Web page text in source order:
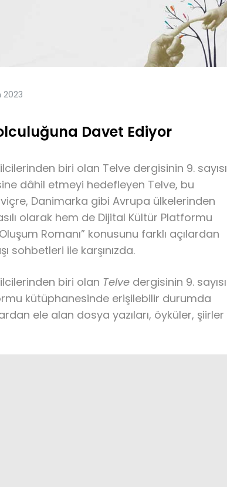
2023
Davet Ediyor
biri olan Telve dergisinin 9. sayısı
dâhil etmeyi hedefleyen Telve, bu
Danimarka gibi Avrupa ülkelerinden
olarak hem de Dijital Kültür Platformu
Romanı” konusunu farklı açılardan
sohbetleri ile karşınızda.
biri olan Telve dergisinin 9. sayısı
kütüphanesinde erişilebilir durumda
ele alan dosya yazıları, öyküler, şiirler